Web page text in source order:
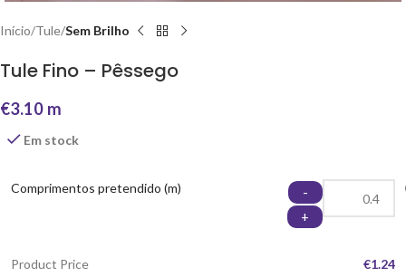
Início Tule Sem Brilho
Tule Fino – Pêssego
€3.10 m
Em stock
Comprimentos pretendido (m)
-
+
Product Price €1.24